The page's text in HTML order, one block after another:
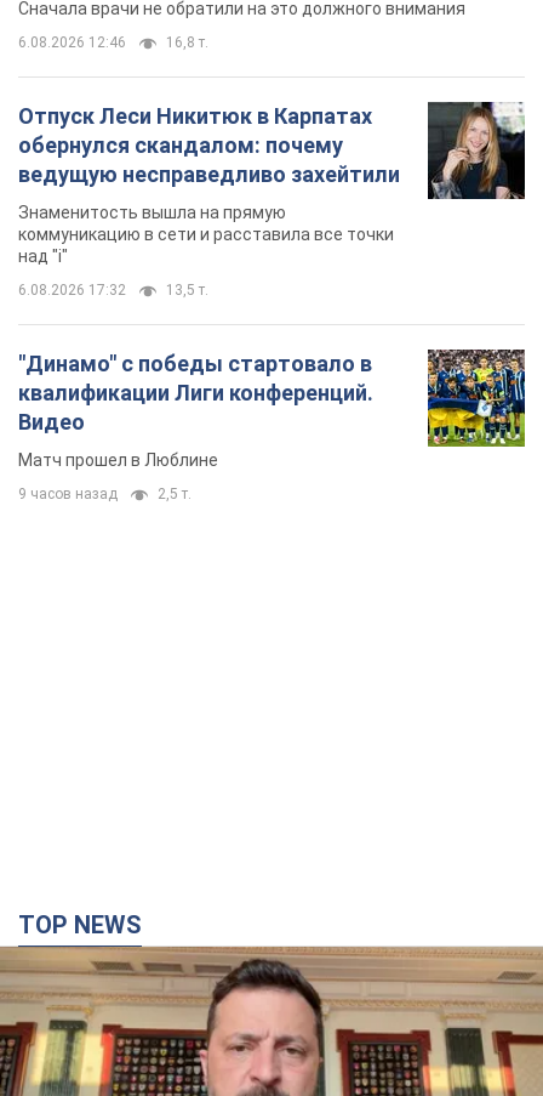
Сначала врачи не обратили на это должного внимания
6.08.2026 12:46 16,8 т.
Отпуск Леси Никитюк в Карпатах
обернулся скандалом: почему
ведущую несправедливо захейтили
Знаменитость вышла на прямую
коммуникацию в сети и расставила все точки
над "i"
6.08.2026 17:32 13,5 т.
"Динамо" с победы стартовало в
квалификации Лиги конференций.
Видео
Матч прошел в Люблине
9 часов назад 2,5 т.
TOP NEWS